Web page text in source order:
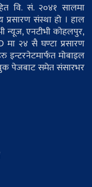
वि. सं. २०४१ सालमा
प्रसारण संस्था हो । हाल
न्यूज, एनटीभी कोहलपुर,
मा २४ सै घण्टा प्रसारण
इन्टरनेटमार्फत मोबाइल
पेजबाट समेत संसारभर